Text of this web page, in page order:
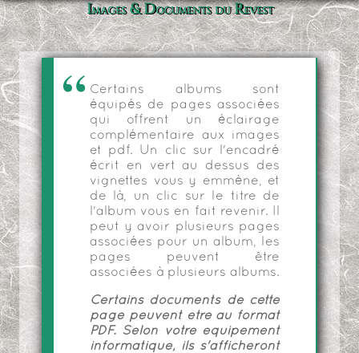
Images & Documents du Revest
Certains albums sont
équipés de pages associées
qui offrent un éclairage
complémentaire aux images
et pdf. Un clic sur l'encadré
écrit en vert au dessus des
vignettes vous y emmène, et
de là, un clic sur le titre de
l'album vous en fait revenir. Il
peut y avoir plusieurs pages
associées pour un album, les
pages peuvent être
associées à plusieurs albums.
Certains documents de cette
page peuvent être au format
PDF. Selon votre équipement
informatique, ils s'afficheront